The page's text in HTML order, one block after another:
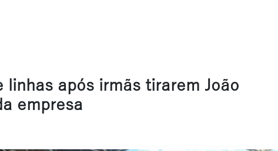
linhas após irmãs tirarem João
empresa